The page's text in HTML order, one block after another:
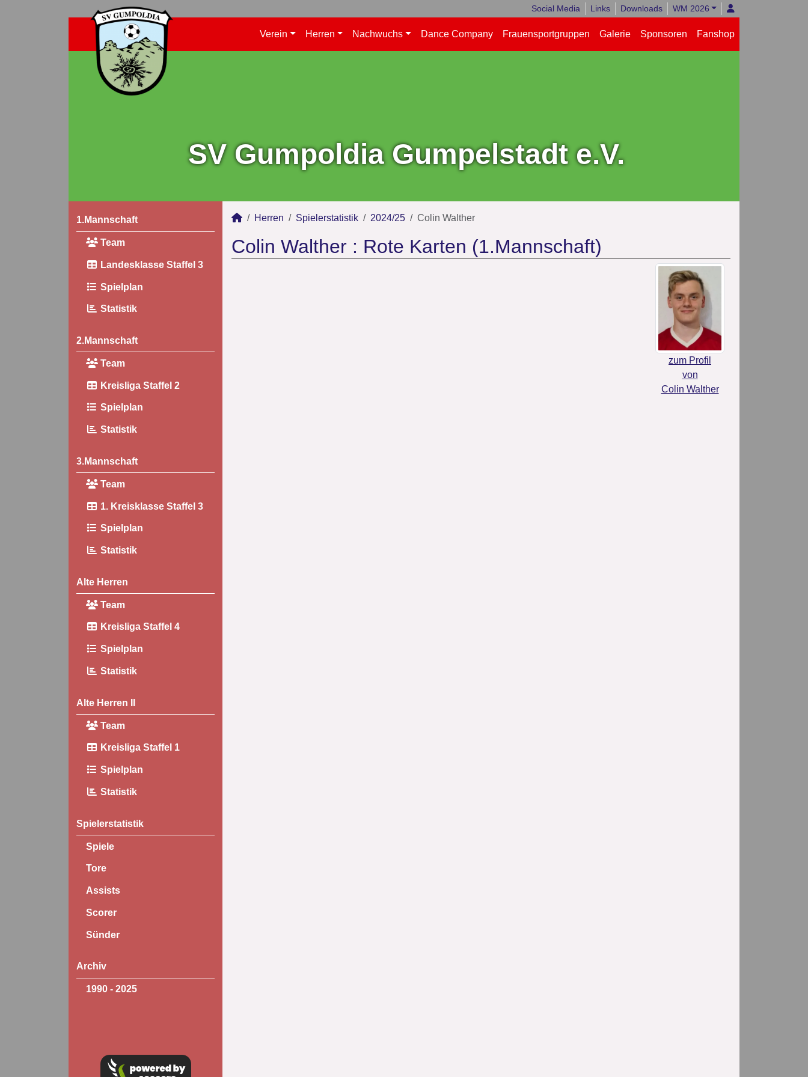
Social Media Links Downloads WM 2026
Verein Herren Nachwuchs Dance Company Frauensportgruppen Galerie Sponsoren Fanshop
SV Gumpoldia Gumpelstadt e.V.
1.Mannschaft
Team
Landesklasse Staffel 3
Spielplan
Statistik
2.Mannschaft
Team
Kreisliga Staffel 2
Spielplan
Statistik
3.Mannschaft
Team
1. Kreisklasse Staffel 3
Spielplan
Statistik
Alte Herren
Team
Kreisliga Staffel 4
Spielplan
Statistik
Alte Herren II
Team
Kreisliga Staffel 1
Spielplan
Statistik
Spielerstatistik
Spiele
Tore
Assists
Scorer
Sünder
Archiv
1990 - 2025
Herren Spielerstatistik 2024/25 Colin Walther
Colin Walther : Rote Karten (1.Mannschaft)
zum Profil
von
Colin Walther